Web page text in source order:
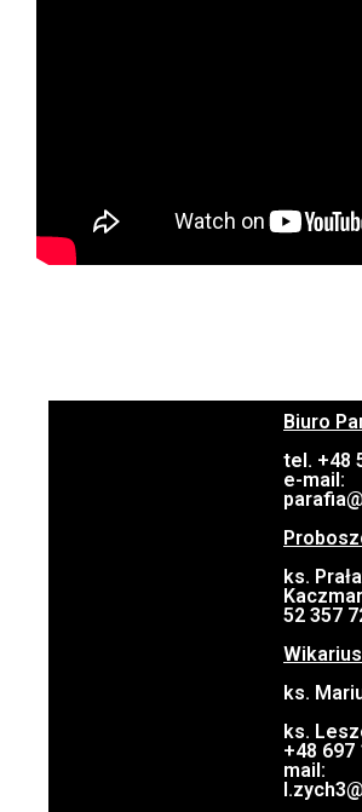
Biuro
tel. +48
e-mail:
ks.
52 357
ks.
ks.
+48 697
mail: